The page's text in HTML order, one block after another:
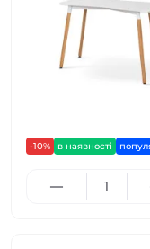
-10% в наявності